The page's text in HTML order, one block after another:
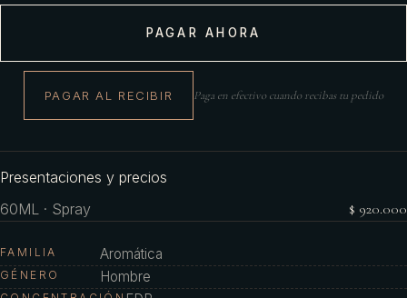
PAGAR AHORA
PAGAR AL RECIBIR Paga en efectivo cuando recibas tu pedido
Presentaciones y precios
60ML · Spray
$ 920.000
FAMILIA Aromática
GÉNERO Hombre